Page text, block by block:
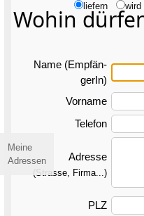
Wohin
Name (Emp­fän­
gerIn)
Vorname
Telefon
Adresse
(Strasse, Firma...)
PLZ
liefern wird
Meine
Adressen